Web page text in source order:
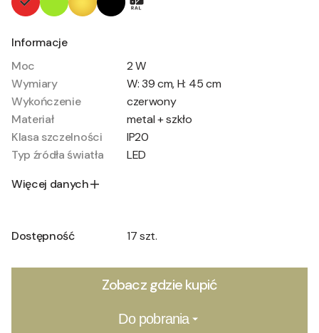
Informacje
Moc
2 W
Wymiary
W: 39 cm, H: 45 cm
Wykończenie
czerwony
Materiał
metal + szkło
Klasa szczelności
IP20
Typ źródła światła
LED
Więcej danych
Dostępność 17 szt.
Zobacz gdzie kupić
Do pobrania